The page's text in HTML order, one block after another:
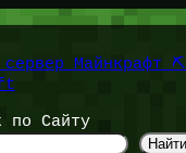
сервер Майнкрафт
по Сайту
Найти